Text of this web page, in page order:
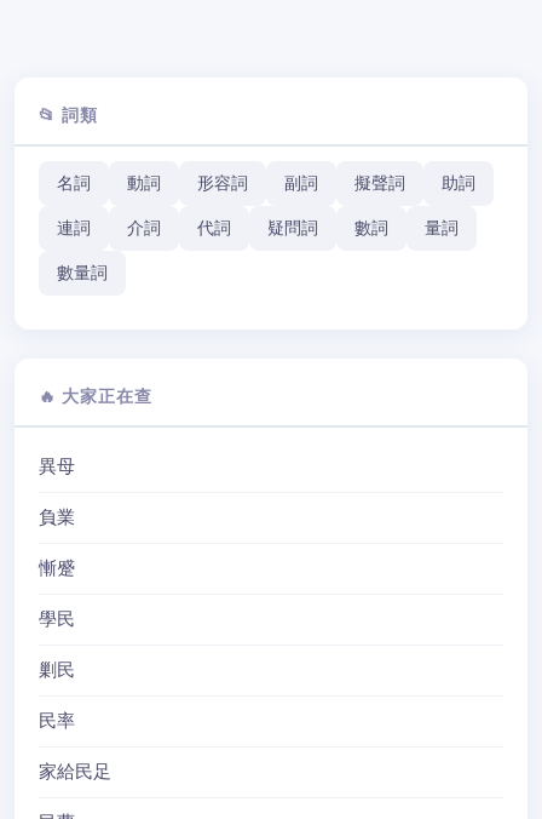
📂 詞類
名詞 動詞 形容詞 副詞 擬聲詞 助詞
連詞 介詞 代詞 疑問詞 數詞 量詞
數量詞
🔥 大家正在查
異母
負業
慚蹙
學民
剿民
民率
家給民足